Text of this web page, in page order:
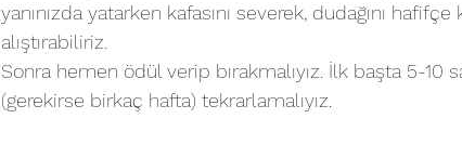
yanınızda yatarken kafasını severek, dudağını
alıştırabiliriz.
Sonra hemen ödül verip bırakmalıyız. İlk başta 5-10
(gerekirse birkaç hafta) tekrarlamalıyız.